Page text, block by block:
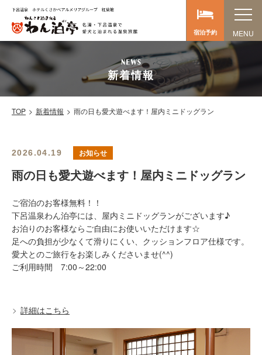
宿泊予約
新着情報
TOP 新着情報 雨の日も愛犬遊べます！屋内ミニドッグラン
2026.04.19 お知らせ
雨の日も愛犬遊べます！屋内ミニドッグラン
ご宿泊のお客様無料！！
下呂温泉わん泊亭には、屋内ミニドッグランがございます♪
お泊りのお客様ならご自由にお使いいただけます☆
足への負担が少なくて滑りにくい、クッションフロア仕様です。
愛犬とのご旅行をお楽しみくださいませ(^^)
ご利用時間 7:00～22:00
詳細はこちら